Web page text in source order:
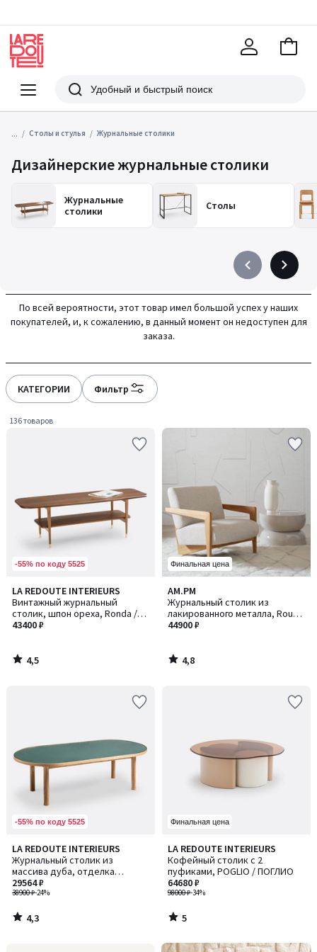
Меню
Redoute
Поиск
В
... Столы и стулья Журнальные столики
Дизайнерские журнальные столики
Журнальные
столики
Столы
Précédent
à
gauche
Suivant
à
droite
По всей вероятности, этот товар имел большой успех у наших
покупателей, и, к сожалению, в данный момент он недоступен для
заказа.
КАТЕГОРИИ Фильтр
136 товаров
-55% по коду 5525
LA REDOUTE INTERIEURS
Винтажный журнальный
столик, шпон ореха, Ronda /
Ронда
43400 ₽
4,5
/ 5
4,5
/
Финальная цена
AM.PM
Журнальный столик из
лакированного металла, Rouva
/ Рува
44900 ₽
4,8
/ 5
4,8
/
-55% по коду 5525
LA REDOUTE INTERIEURS
Журнальный столик из
массива дуба, отделка
шпоном и стеклом, Evergreen /
Эвергрин
38900 ₽-24%
29564 ₽
4,3
/ 5
4,3
/
Финальная цена
LA REDOUTE INTERIEURS
Кофейный столик с 2
пуфиками, POGLIO / ПОГЛИО
98000 ₽-34%
64680 ₽
5
/
5
5
/
Ближе,